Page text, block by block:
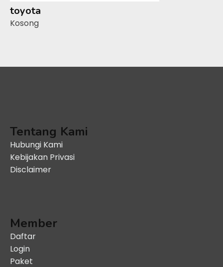
toyota
Kosong
Tentang Kami
Hubungi Kami
Kebijakan Privasi
Disclaimer
Member
Daftar
Login
Paket